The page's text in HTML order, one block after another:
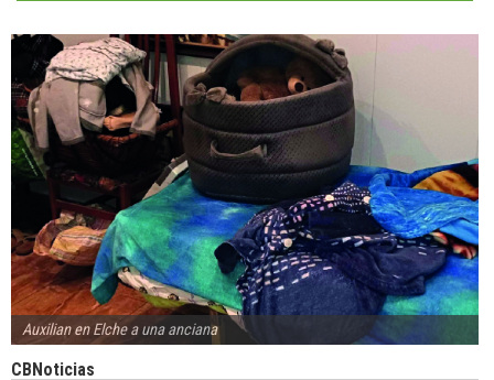
Auxilian en Elche a una anciana
CBNoticias